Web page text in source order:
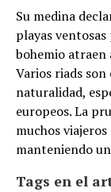
Su medina
playas
bohemio atraen
Varios riads
naturalidad,
europeos. La
muchos
manteniendo
Tags en el